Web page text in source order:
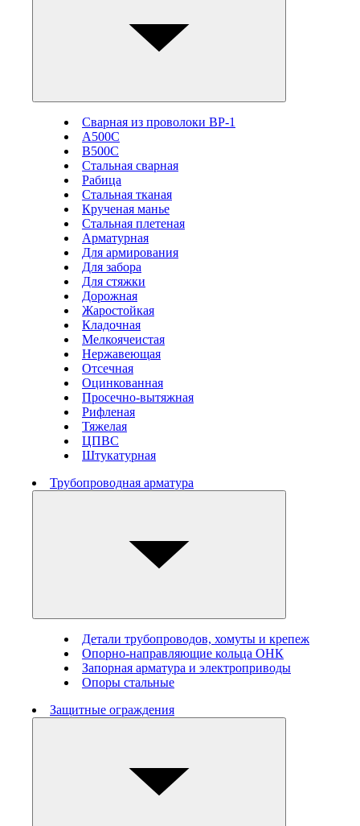
Сварная из проволоки ВР-1
А500С
В500С
Стальная сварная
Рабица
Стальная тканая
Крученая манье
Стальная плетеная
Арматурная
Для армирования
Для забора
Для стяжки
Дорожная
Жаростойкая
Кладочная
Мелкоячеистая
Нержавеющая
Отсечная
Оцинкованная
Просечно-вытяжная
Рифленая
Тяжелая
ЦПВС
Штукатурная
Трубопроводная арматура
Детали трубопроводов, хомуты и крепеж
Опорно-направляющие кольца ОНК
Запорная арматура и электроприводы
Опоры стальные
Защитные ограждения